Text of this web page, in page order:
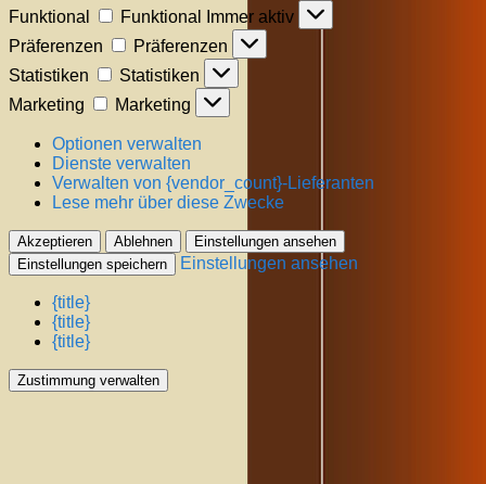
Funktional
Funktional
Immer aktiv
Präferenzen
Präferenzen
Statistiken
Statistiken
Marketing
Marketing
Optionen verwalten
Dienste verwalten
Verwalten von {vendor_count}-Lieferanten
Lese mehr über diese Zwecke
Akzeptieren Ablehnen
Einstellungen ansehen
Einstellungen speichern
Einstellungen ansehen
{title}
{title}
{title}
Zustimmung verwalten